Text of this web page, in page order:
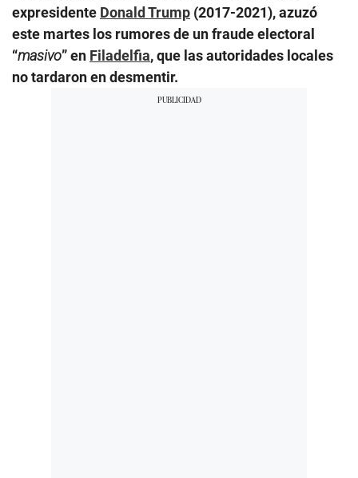
expresidente Donald Trump (2017-2021), azuzó
este martes los rumores de un fraude electoral
“masivo” en Filadelfia, que las autoridades locales
no tardaron en desmentir.